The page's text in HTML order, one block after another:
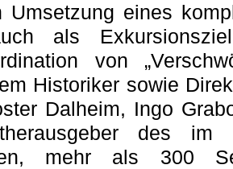
Umsetzung eines
als
von
Historiker sowie
Dalheim, Ingo
des im
mehr als 300